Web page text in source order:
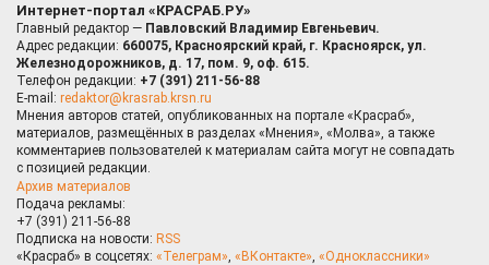
Интернет-портал «КРАСРАБ.РУ»
Главный редактор — Павловский Владимир Евгеньевич.
Адрес редакции: 660075, Красноярский край, г. Красноярск, ул.
Железнодорожников, д. 17, пом. 9, оф. 615.
Телефон редакции: +7 (391) 211-56-88
E-mail: redaktor@krasrab.krsn.ru
Мнения авторов статей, опубликованных на портале «Красраб»,
материалов, размещённых в разделах «Мнения», «Молва», а также
комментариев пользователей к материалам сайта могут не совпадать
с позицией редакции.
Архив материалов
Подача рекламы:
+7 (391) 211-56-88
Подписка на новости: RSS
«Красраб» в соцсетях: «Телеграм», «ВКонтакте», «Одноклассники»